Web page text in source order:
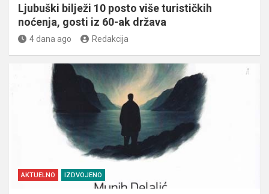
Ljubuški bilježi 10 posto više turističkih
noćenja, gosti iz 60-ak država
4 dana ago Redakcija
AKTUELNO IZDVOJENO